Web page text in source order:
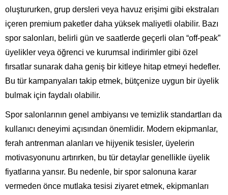
oluştururken, grup dersleri veya havuz erişimi gibi ekstraları
içeren premium paketler daha yüksek maliyetli olabilir. Bazı
spor salonları, belirli gün ve saatlerde geçerli olan “off-peak”
üyelikler veya öğrenci ve kurumsal indirimler gibi özel
fırsatlar sunarak daha geniş bir kitleye hitap etmeyi hedefler.
Bu tür kampanyaları takip etmek, bütçenize uygun bir üyelik
bulmak için faydalı olabilir.
Spor salonlarının genel ambiyansı ve temizlik standartları da
kullanıcı deneyimi açısından önemlidir. Modern ekipmanlar,
ferah antrenman alanları ve hijyenik tesisler, üyelerin
motivasyonunu artırırken, bu tür detaylar genellikle üyelik
fiyatlarına yansır. Bu nedenle, bir spor salonuna karar
vermeden önce mutlaka tesisi ziyaret etmek, ekipmanları